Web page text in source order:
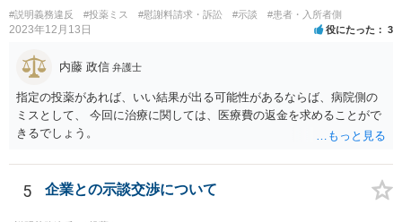
討されるとよいでしょう。
#説明義務違反 #投薬ミス #慰謝料請求・訴訟 #示談 #患者・入所者側
2023年12月13日 役にたった 3
内藤 政信 弁護士
指定の投薬があれば、いい結果が出る可能性があるならば、病院側の
ミスとして、 今回に治療に関しては、医療費の返金を求めることがで
きるでしょう。
5 企業との示談交渉について